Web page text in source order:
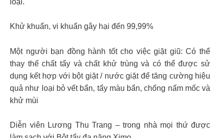
loại.
Khử khuẩn, vi khuẩn gây hại đến 99,99%
Một người bạn đồng hành tốt cho việc giặt giũ: Có thể
thay thế chất tẩy và chất khử trùng và có thể được sử
dụng kết hợp với bột giặt / nước giặt để tăng cường hiệu
quả như loại bỏ vết bẩn, tẩy màu bẩn, chống nấm mốc và
khử mùi
Diễn viên Lương Thu Trang – trong nhà mọi thứ được